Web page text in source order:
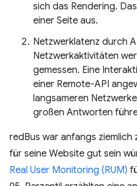
sich das Rendering.
einer Seite aus.
Netzwerklatenz durch
Netzwerkaktivitäten
gemessen. Eine
einer Remote-API
langsameren
großen Antworten
redBus war anfangs ziemlich
für seine Website gut sein
Real User Monitoring (RUM)